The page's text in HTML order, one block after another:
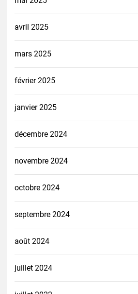
avril 2025
mars 2025
février 2025
janvier 2025
décembre 2024
novembre 2024
octobre 2024
septembre 2024
août 2024
juillet 2024